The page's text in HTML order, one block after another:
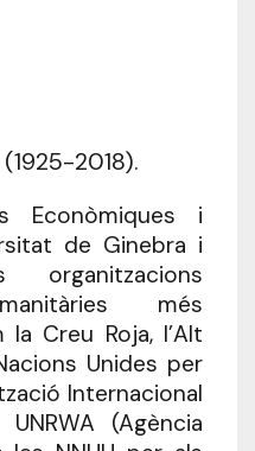
(1925-2018).
Econòmiques i
de Ginebra i
més
Creu Roja, l’Alt
Unides per
Internacional
(Agència